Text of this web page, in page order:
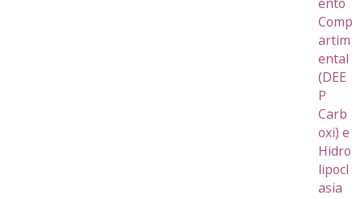
ento
Comp
artim
ental
(DEE
P
Carb
oxi) e
Hidro
lipocl
asia